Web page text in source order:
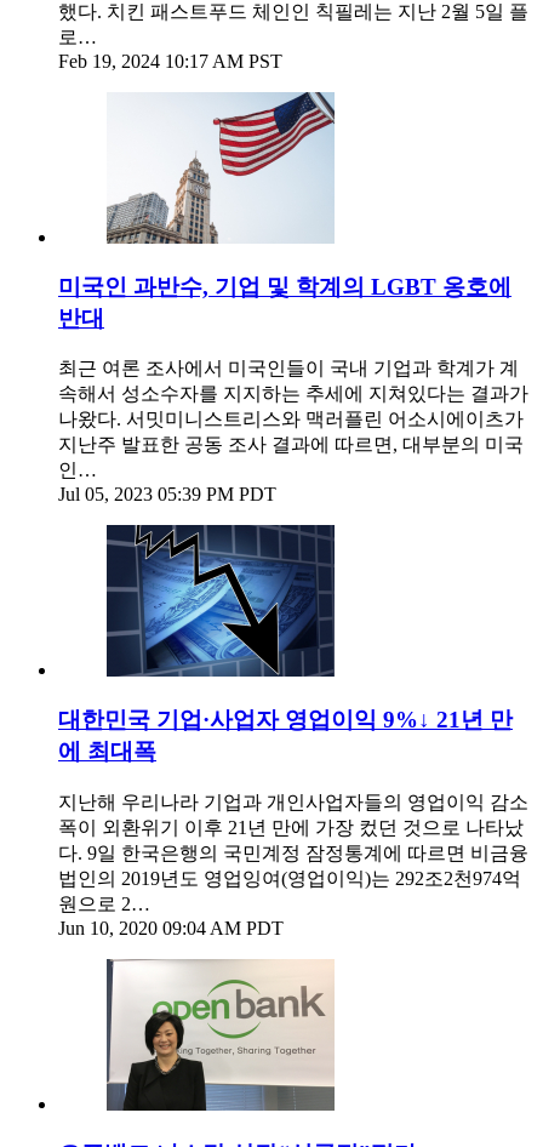
했다. 치킨 패스트푸드 체인인 칙필레는 지난 2월 5일 플
로…
Feb 19, 2024 10:17 AM PST
미국인 과반수, 기업 및 학계의 LGBT 옹호에
반대
최근 여론 조사에서 미국인들이 국내 기업과 학계가 계
속해서 성소수자를 지지하는 추세에 지쳐있다는 결과가
나왔다. 서밋미니스트리스와 맥러플린 어소시에이츠가
지난주 발표한 공동 조사 결과에 따르면, 대부분의 미국
인…
Jul 05, 2023 05:39 PM PDT
대한민국 기업·사업자 영업이익 9%↓ 21년 만
에 최대폭
지난해 우리나라 기업과 개인사업자들의 영업이익 감소
폭이 외환위기 이후 21년 만에 가장 컸던 것으로 나타났
다. 9일 한국은행의 국민계정 잠정통계에 따르면 비금융
법인의 2019년도 영업잉여(영업이익)는 292조2천974억
원으로 2…
Jun 10, 2020 09:04 AM PDT